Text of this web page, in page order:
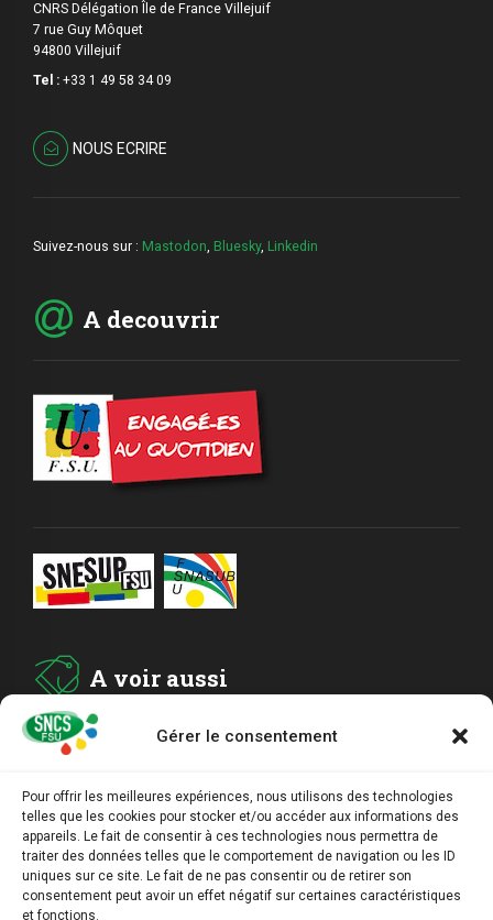
Gérer le consentement
Pour offrir les meilleures expériences, nous utilisons des technologies
telles que les cookies pour stocker et/ou accéder aux informations des
appareils. Le fait de consentir à ces technologies nous permettra de
traiter des données telles que le comportement de navigation ou les ID
uniques sur ce site. Le fait de ne pas consentir ou de retirer son
consentement peut avoir un effet négatif sur certaines caractéristiques
et fonctions.
CNRS Délégation Île de France Villejuif
7 rue Guy Môquet
94800 Villejuif
Tel : +33 1 49 58 34 09
NOUS ECRIRE
Suivez-nous sur : Mastodon, Bluesky, Linkedin
A decouvrir
A voir aussi
ADHESION
ARCHIVES
AGENDA